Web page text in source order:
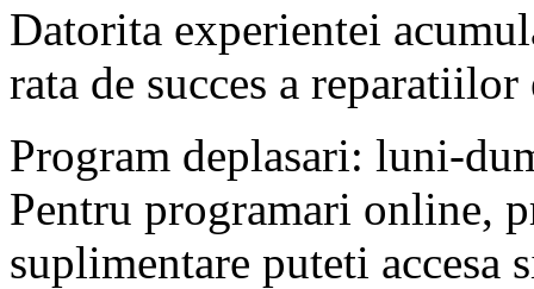
Datorita experientei
rata de succes a reparatiilor
Program deplasari: luni-
Pentru programari online,
suplimentare puteti accesa